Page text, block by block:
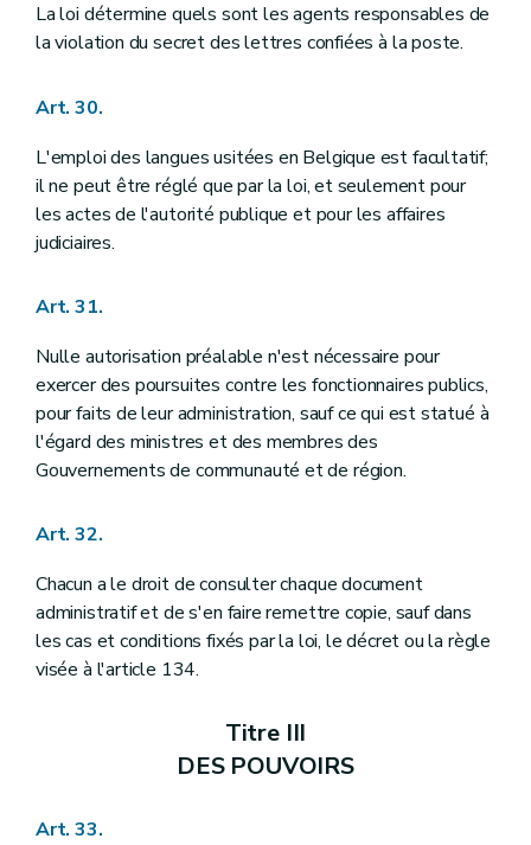
La loi détermine quels sont les agents responsables de
la violation du secret des lettres confiées à la poste.
Art. 30.
L'emploi des langues usitées en Belgique est facultatif;
il ne peut être réglé que par la loi, et seulement pour
les actes de l'autorité publique et pour les affaires
judiciaires.
Art. 31.
Nulle autorisation préalable n'est nécessaire pour
exercer des poursuites contre les fonctionnaires publics,
pour faits de leur administration, sauf ce qui est statué à
l'égard des ministres et des membres des
Gouvernements de communauté et de région.
Art. 32.
Chacun a le droit de consulter chaque document
administratif et de s'en faire remettre copie, sauf dans
les cas et conditions fixés par la loi, le décret ou la règle
visée à l'article 134.
Titre III
DES POUVOIRS
Art. 33.